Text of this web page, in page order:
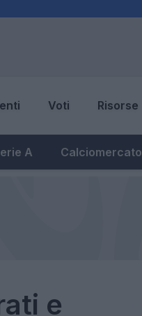
Voti Risorse
A Calciomercato
e